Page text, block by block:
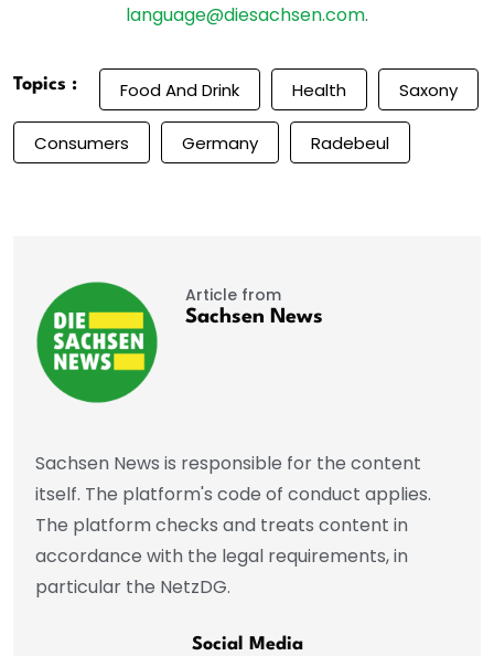
language@diesachsen.com.
Topics : Food And Drink Health Saxony
Consumers Germany Radebeul
Article from
Sachsen News
Sachsen News is responsible for the content
itself. The platform's code of conduct applies.
The platform checks and treats content in
accordance with the legal requirements, in
particular the NetzDG.
Social Media